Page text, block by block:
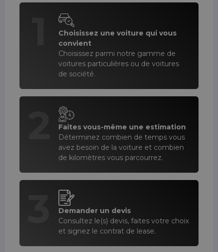
Choisissez une voiture qui vous
convient
Choisissez parmi notre gamme de
voitures particulières ou de voitures
de société.
Faites vous-même une estimation
Déterminez combien de temps vous
avez besoin de la voiture et combien
de kilomètres vous parcourrez.
Demander un devis
Consultez le(s) devis, faites votre choix
et signez le contrat de lease.